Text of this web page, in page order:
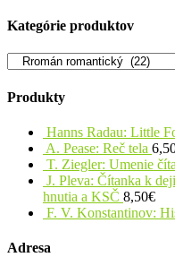
Kategórie produktov
Produkty
Hanns Radau: Little
A. Pease: Reč tela
T. Ziegler: Umenie
J. Pleva: Čítanka k
hnutia a KSČ 8,50€
F. V. Konstantinov:
Adresa